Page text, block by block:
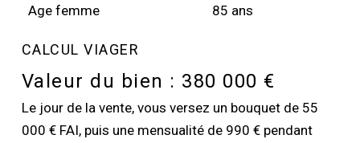
Age femme
85 ans
CALCUL VIAGER
Valeur du bien : 380 000 €
Le jour de la vente, vous versez un bouquet de 55
000 € FAI, puis une mensualité de 990 € pendant